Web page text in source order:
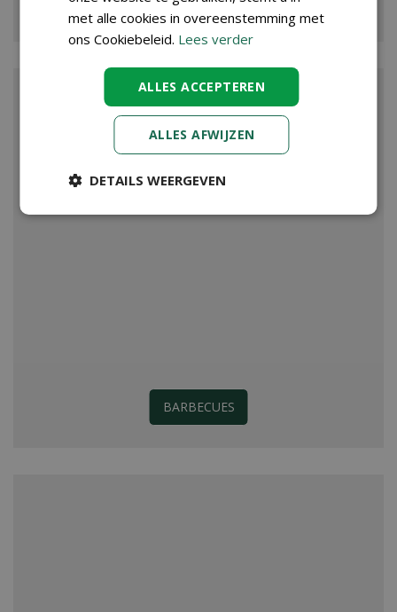
BARBECUES
met alle cookies in overeenstemming met
ons Cookiebeleid. Lees verder
ALLES ACCEPTEREN
ALLES AFWIJZEN
DETAILS WEERGEVEN